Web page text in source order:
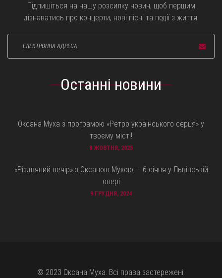
Підпишіться на нашу розсилку новин, щоб першим
дізнаватись про концерти, нові пісні та події з життя:
Останні новини
Оксана Муха з програмою «Ретро українського серця» у
твоєму місті!
8 ЖОВТНЯ, 2025
«Різдвяний вечір» з Оксаною Мухою — 6 січня у Львівській
опері
9 ГРУДНЯ, 2024
© 2023 Оксана Муха. Всі права застережені.